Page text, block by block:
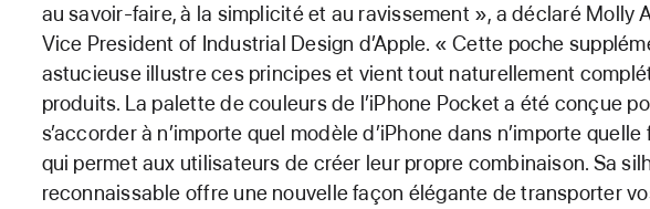
au savoir-faire, à la simplicité et au ravissement », a déclaré Molly
Vice President of Industrial Design d’Apple. « Cette poche
astucieuse illustre ces principes et vient tout naturellement
produits. La palette de couleurs de l’iPhone Pocket a été conçue
s’accorder à n’importe quel modèle d’iPhone dans n’importe
qui permet aux utilisateurs de créer leur propre combinaison. Sa
reconnaissable offre une nouvelle façon élégante de transporter